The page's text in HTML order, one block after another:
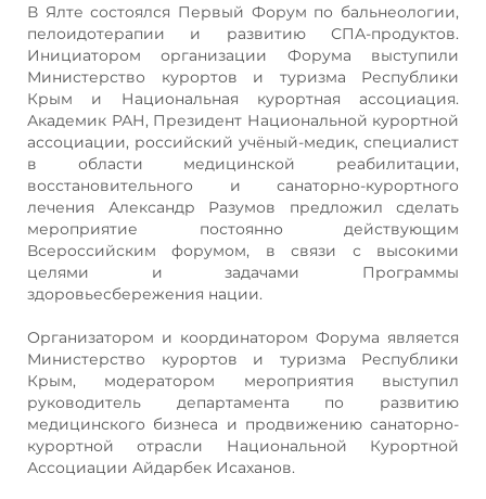
В Ялте состоялся Первый Форум по бальнеологии,
пелоидотерапии и развитию СПА-продуктов.
Инициатором организации Форума выступили
Министерство курортов и туризма Республики
Крым и Национальная курортная ассоциация.
Академик РАН, Президент Национальной курортной
ассоциации, российский учёный-медик, специалист
в области медицинской реабилитации,
восстановительного и санаторно-курортного
лечения Александр Разумов предложил сделать
мероприятие постоянно действующим
Всероссийским форумом, в связи с высокими
целями и задачами Программы
здоровьесбережения нации.
Организатором и координатором Форума является
Министерство курортов и туризма Республики
Крым, модератором мероприятия выступил
руководитель департамента по развитию
медицинского бизнеса и продвижению санаторно-
курортной отрасли Национальной Курортной
Ассоциации Айдарбек Исаханов.